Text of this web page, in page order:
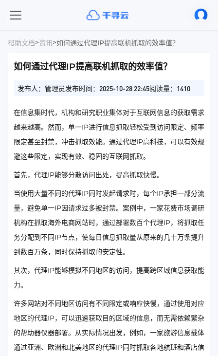
帮助文档>资讯>如何通过代理IP提高联机抓取的效率值？
如何通过代理IP提高联机抓取的效率值？
发布人：管理员发布时间：2025-10-28 22:45阅读量：1410
在信息集时代，机构和研究职业集体对于互联网信息的获取需求
越来越高。然而，单一IP进行信息抓取轻松受到访问限定、频率
限定甚至封禁，冲击抓取效能。通过代理IP高科技，可以有效规
避这些限定，实现有效、稳固的互联网抓取。
首先，代理IP能够分散访问出处，提高抓取快慢。
当使用大量不同的代理IP同时发起请求时，每个IP承担一部分流
量，避免单一IP因请求过多被封禁。案例中，一家花费市场调研
机构在抓取海外电商网站时，通过部署数百个代理IP，将抓取任
务分配到不同IP节点，使每日信息抓取量从原来的几十万条提升
到数百万条，同时保持抓取的安定性。
其次，代理IP能够模拟不同地区的访问，提高跨区域信息获取能
力。
许多网站对不同地区访问有不同限定或响应快慢，通过使用对应
地区的代理IP，可以迅速获取目的区域的信息，而无需依赖繁杂
的帮助器仪器部署。从实际情况出发，例如，一家旅游信息载体
通过亚洲、欧洲和北美地区的代理IP同时抓取各地航班和酒店信